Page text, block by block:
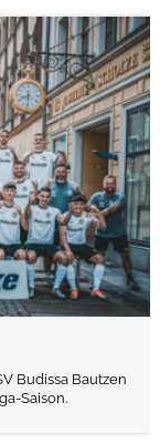
Budissa Bautzen
Saison.